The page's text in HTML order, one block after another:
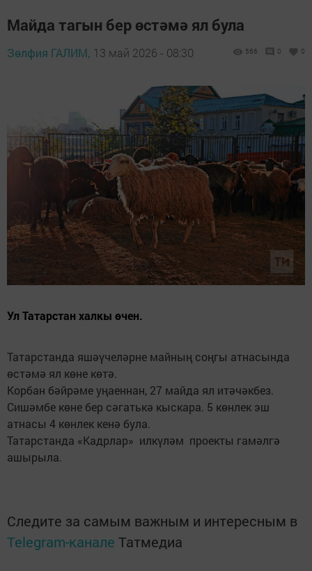
Майда тагын бер өстәмә ял була
Зөлфия ГАЛИМ, 13 май 2026 - 08:30 566 0 0
Ул Татарстан халкы өчен.
Татарстанда яшәүчеләрне майның соңгы атнасында
өстәмә ял көне көтә.
Корбан бәйрәме уңаеннан, 27 майда ял итәчәкбез.
Сишәмбе көне бер сәгатькә кыскара. 5 көнлек эш
атнасы 4 көнлек кенә була.
Татарстанда «Кадрлар» илкүләм проекты гамәлгә
ашырыла.
Следите за самым важным и интересным в
Telegram-канале Татмедиа